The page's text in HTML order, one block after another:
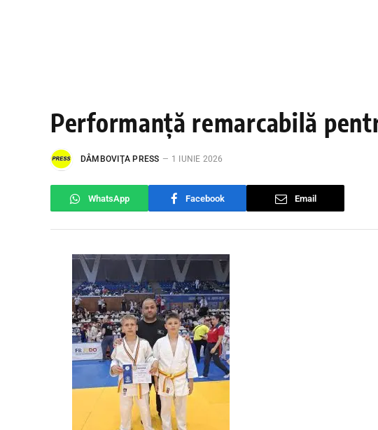
Performanță remarcabilă
DÂMBOVIŢA PRESS 1 IUNIE 2026
WhatsApp Facebook Email